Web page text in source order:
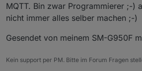
MQTT. Bin zwar Programmierer ;-)
nicht immer alles selber machen ;-)
Gesendet von meinem SM-G950F
Kein support per PM. Bitte im Forum Fragen